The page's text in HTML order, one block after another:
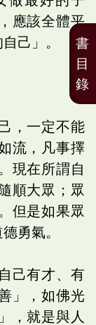
應該全體平
己」。
，一定不能
流，凡事擇
現在所謂自
順大眾；眾
但是如果眾
勇氣。
己有才、有
」，如佛光
，就是與人
書
目
錄